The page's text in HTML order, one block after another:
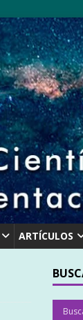
ARTÍCULOS